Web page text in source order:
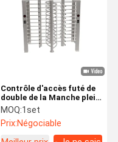
Contrôle d'accès futé de
double de la Manche plein
de taille de tourniquet
moteur de Soleniod pour
la sécurité
MOQ:1set
Prix:Négociable